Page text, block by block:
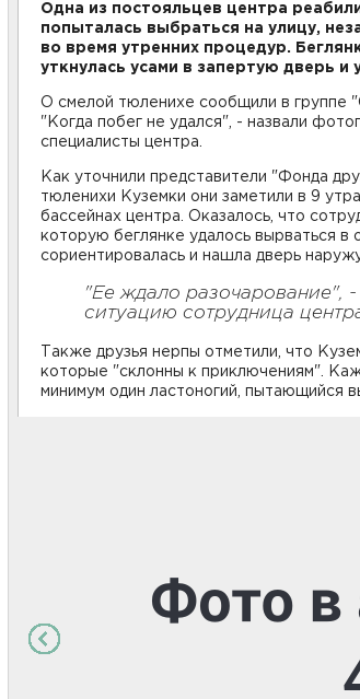
Одна из постояльцев центра
попыталась выбраться на улицу,
во время утренних процедур.
уткнулась усами в запертую дверь и
О смелой тюленихе сообщили в группе
"Когда побег не удался", - назвали
специалисты центра.
Как уточнили представители "Фонда
тюленихи Куземки они заметили в 9
бассейнах центра. Оказалось, что
которую беглянке удалось вырваться
сориентировалась и нашла дверь
"Ее ждало разочарование",
ситуацию сотрудница
Также друзья нерпы отметили, что
которые "склонны к приключениям".
минимум один ластоногий, пытающийся